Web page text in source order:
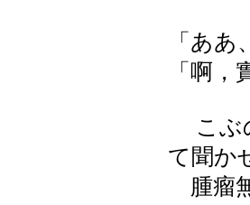
「あ
「啊，
こぶ
て聞か
腫瘤